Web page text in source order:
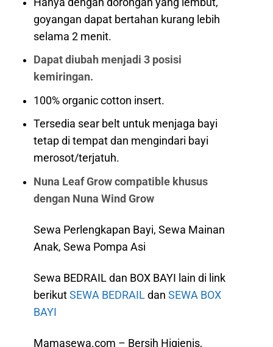
goyangan dapat bertahan kurang lebih
selama 2 menit.
Dapat diubah menjadi 3 posisi
kemiringan.
100% organic cotton insert.
Tersedia sear belt untuk menjaga bayi
tetap di tempat dan mengindari bayi
merosot/terjatuh.
Nuna Leaf Grow compatible khusus
dengan Nuna Wind Grow
Sewa Perlengkapan Bayi, Sewa Mainan
Anak, Sewa Pompa Asi
Sewa BEDRAIL dan BOX BAYI lain di link
berikutSEWA BEDRAIL danSEWA BOX
BAYI
Mamasewa.com – Bersih Higienis,